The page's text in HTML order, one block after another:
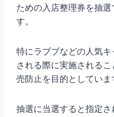
ための入店整理券を抽
す。
特にラブブなどの人気
される際に実施される
売防止を目的としていま
抽選に当選すると指定